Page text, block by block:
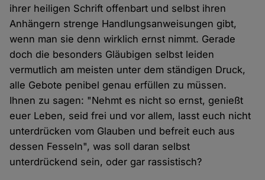
ihrer heiligen Schrift offenbart und selbst ihren
Anhängern strenge Handlungsanweisungen gibt,
wenn man sie denn wirklich ernst nimmt. Gerade
doch die besonders Gläubigen selbst leiden
vermutlich am meisten unter dem ständigen Druck,
alle Gebote penibel genau erfüllen zu müssen.
Ihnen zu sagen: "Nehmt es nicht so ernst, genießt
euer Leben, seid frei und vor allem, lasst euch nicht
unterdrücken vom Glauben und befreit euch aus
dessen Fesseln", was soll daran selbst
unterdrückend sein, oder gar rassistisch?